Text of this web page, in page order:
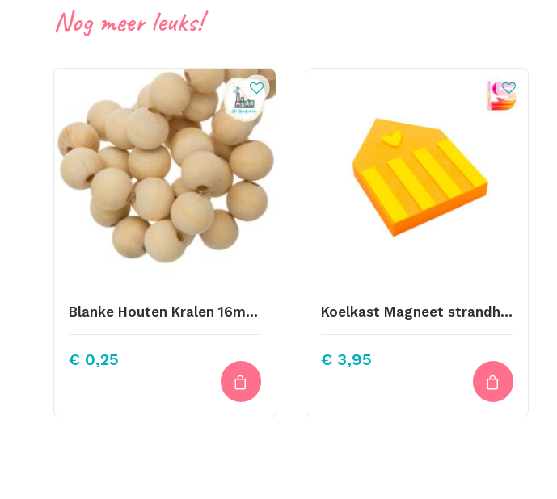
Nog meer leuks!
Blanke Houten Kralen 16mm Binnenmaat 4mm
€ 0,25
Koelkast Magneet strandhuisje 2
€ 3,95